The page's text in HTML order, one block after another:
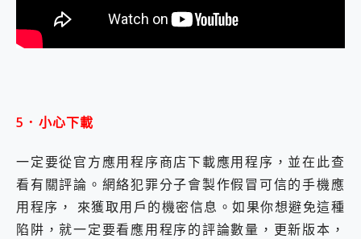
5．小心下載
一定要從官方應用程序商店下載應用程序，並在此查
看有關評論。網絡犯罪分子會製作假冒可信的手機應
用程序， 來獲取用戶的機密信息。如果你想避免這種
陷阱，就一定要看應用程序的評論數量，更新版本，